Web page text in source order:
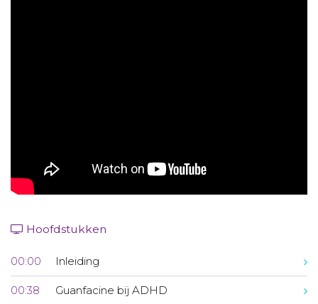
Hoofdstukken
00:00 Inleiding
00:38 Guanfacine bij ADHD